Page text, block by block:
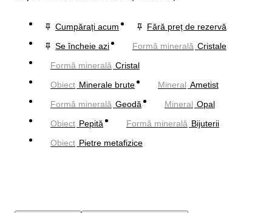
Cumpărați acum
Fără preț de rezervă
Se încheie azi
Formă minerală Cristale
Formă minerală Cristal
Obiect Minerale brute Mineral Ametist
Formă minerală Geodă Mineral Opal
Obiect Pepită Formă minerală Bijuterii
Obiect Pietre metafizice